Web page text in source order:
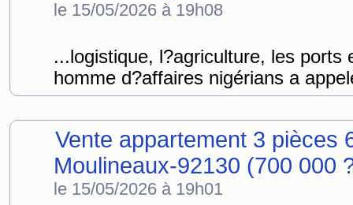
le 15/05/2026 à 19h08
...logistique, l?agriculture, les ports
homme d?affaires nigérians a
Vente appartement 3 pièces
Moulineaux-92130 (700 000
le 15/05/2026 à 19h01